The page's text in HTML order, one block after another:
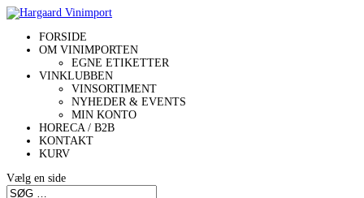
FORSIDE
OM VINIMPORTEN
EGNE ETIKETTER
VINKLUBBEN
VINSORTIMENT
NYHEDER & EVENTS
MIN KONTO
HORECA / B2B
KONTAKT
KURV
Vælg en side